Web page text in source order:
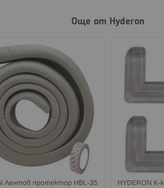
Още от Hyderon
Лентов протектор HBL-35
HYDERON К-